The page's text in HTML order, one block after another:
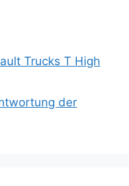
Trucks T High
der